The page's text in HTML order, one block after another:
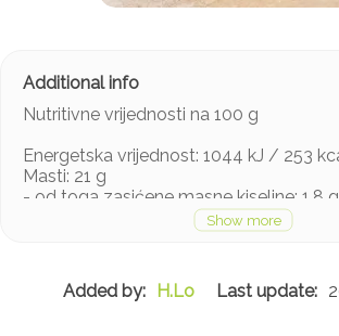
Nutritivne vrijednosti na 100 g
Energetska vrijednost: 1044 kJ / 253
Masti: 21 g
- od toga zasićene masne kiseline: 1,8 g
Vlakna: 6,6 g
Sol: 1,2 g
H.Lo